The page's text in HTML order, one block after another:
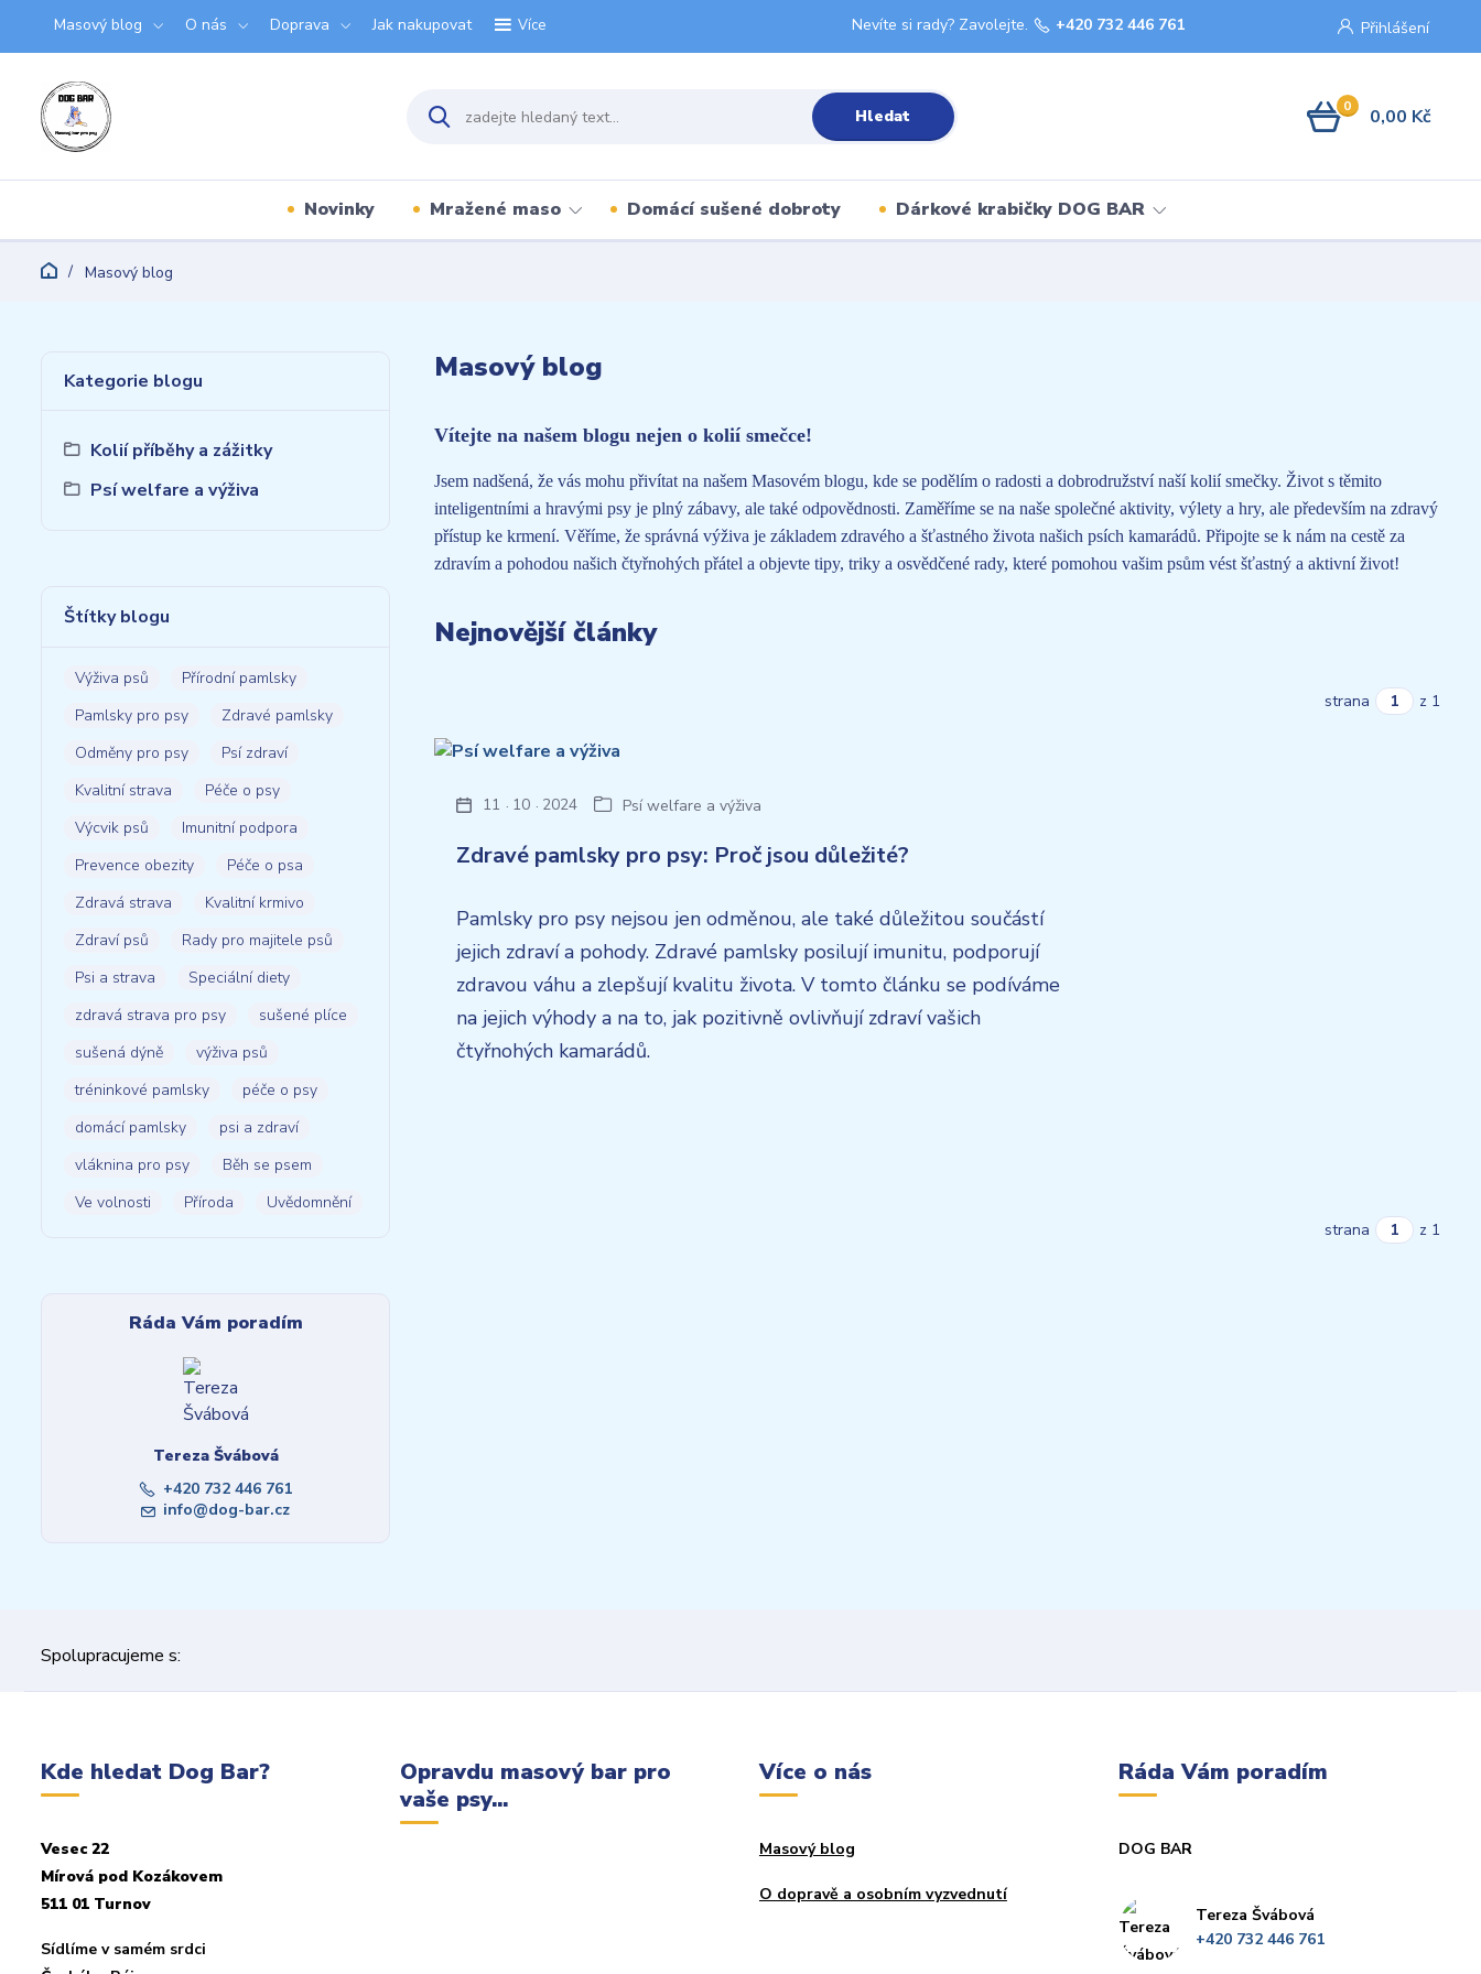
Masový blog O nás Doprava Jak nakupovat Více Přihlášení
Hledat
Nevíte si rady? Zavolejte. +420 732 446 761
0 0,00 Kč
Novinky Mražené maso Domácí sušené dobroty Dárkové krabičky DOG BAR
Masový blog
Kategorie blogu
Kolií příběhy a zážitky
Psí welfare a výživa
Štítky blogu
Výživa psů
Přírodní pamlsky
Pamlsky pro psy
Zdravé pamlsky
Odměny pro psy
Psí zdraví
Kvalitní strava
Péče o psy
Výcvik psů
Imunitní podpora
Prevence obezity
Péče o psa
Zdravá strava
Kvalitní krmivo
Zdraví psů
Rady pro majitele psů
Psi a strava
Speciální diety
zdravá strava pro psy
sušené plíce
sušená dýně
výživa psů
tréninkové pamlsky
péče o psy
domácí pamlsky
psi a zdraví
vláknina pro psy
Běh se psem
Ve volnosti
Příroda Uvědomnění
Ráda Vám poradím
Tereza Švábová
+420 732 446 761
info@dog-bar.cz
Masový blog
Vítejte na našem blogu nejen o kolií smečce!
Jsem nadšená, že vás mohu přivítat na našem Masovém blogu, kde se podělím o radosti a dobrodružství naší kolií smečky. Život s těmito
inteligentními a hravými psy je plný zábavy, ale také odpovědnosti. Zaměříme se na naše společné aktivity, výlety a hry, ale především na zdravý
přístup ke krmení. Věříme, že správná výživa je základem zdravého a šťastného života našich psích kamarádů. Připojte se k nám na cestě za
zdravím a pohodou našich čtyřnohých přátel a objevte tipy, triky a osvědčené rady, které pomohou vašim psům vést šťastný a aktivní život!
Nejnovější články
strana z 1
Zdravé pamlsky pro psy: Proč jsou důležité?
11 10 2024 Psí welfare a výživa
Pamlsky pro psy nejsou jen odměnou, ale také důležitou součástí
jejich zdraví a pohody. Zdravé pamlsky posilují imunitu, podporují
zdravou váhu a zlepšují kvalitu života. V tomto článku se podíváme
na jejich výhody a na to, jak pozitivně ovlivňují zdraví vašich
čtyřnohých kamarádů.
strana z 1
Spolupracujeme s:
Kde hledat Dog Bar?
Vesec 22
Mírová pod Kozákovem
511 01 Turnov
Sídlíme v samém srdci
Opravdu masový bar pro
vaše psy...
Více o nás
Masový blog
O dopravě a osobním vyzvednutí
Ráda Vám poradím
DOG BAR
Tereza Švábová
+420 732 446 761